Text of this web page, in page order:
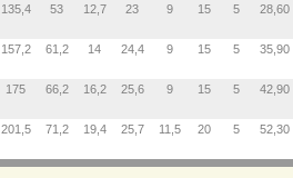
135,4 53 12,7 23 9 15 5 28,60
157,2 61,2 14 24,4 9 15 5 35,90
175 66,2 16,2 25,6 9 15 5 42,90
201,5 71,2 19,4 25,7 11,5 20 5 52,30